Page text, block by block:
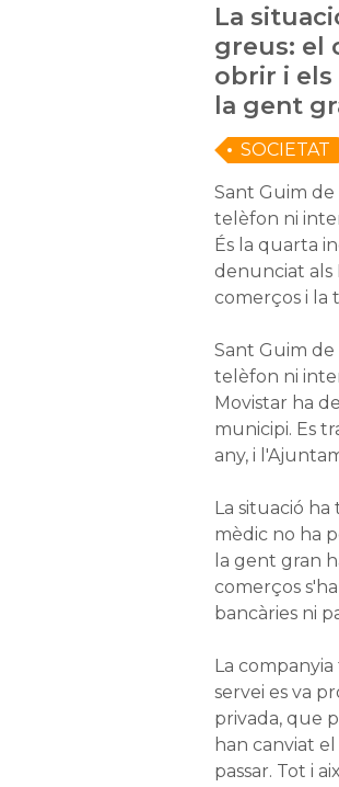
La
greus: el
obrir i
la gent
SOCIETAT
Sant Guim de
telèfon ni
És la quarta
denunciat als
comerços i la
Sant Guim de
telèfon ni
Movistar ha
municipi. Es
any, i
La situació
mèdic no ha
la gent gran
comerços
bancàries ni
La
servei es va
privada, que
han canviat
passar. Tot i